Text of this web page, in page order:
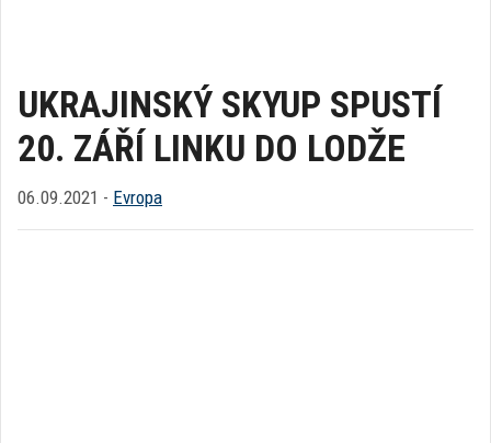
UKRAJINSKÝ SKYUP SPUSTÍ
20. ZÁŘÍ LINKU DO LODŽE
06.09.2021 - Evropa